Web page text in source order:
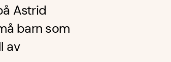
Astrid
barn som
av